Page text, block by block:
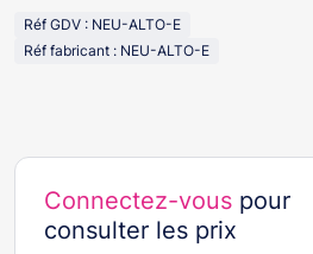
Réf GDV : NEU-ALTO-E
Réf fabricant : NEU-ALTO-E
Connectez-vous pour
consulter les prix